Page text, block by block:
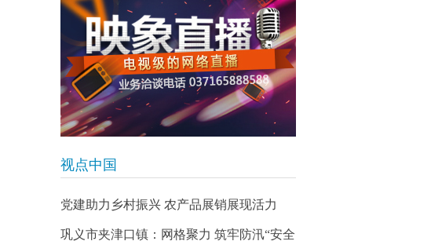
视点中国
党建助力乡村振兴 农产品展销展现活力
巩义市夹津口镇：网格聚力 筑牢防汛“安全